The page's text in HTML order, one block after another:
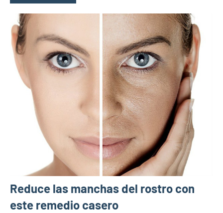
Reduce las manchas del rostro con
este remedio casero